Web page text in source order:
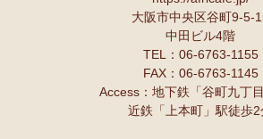
大阪市中央区谷町9-5-
中田ビル4階
TEL：06-6763-1155
FAX：06-6763-1145
Access：地下鉄「谷町九丁目
近鉄「上本町」駅徒歩2